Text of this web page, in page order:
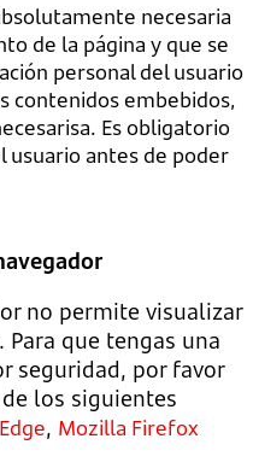
necesaria
de la página y que se
personal del usuario
contenidos embebidos,
Es obligatorio
antes de poder
no permite visualizar
que tengas una
seguridad, por favor
los siguientes
Edge, Mozilla Firefox